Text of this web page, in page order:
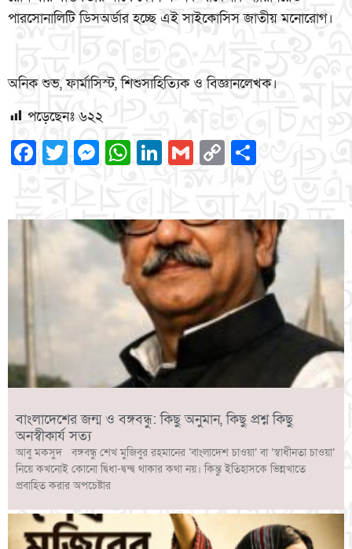
পারসোনালিটি ডিসঅর্ডার হচ্ছে এই সাইকোসিস জাতীয় মনোরোগ।
অনিক শুভ, ফার্মাসিস্ট, শিশুসাহিত্যিক ও বিজ্ঞানলেখক।
পড়েছেনঃ ৬২২
Facebook
Twitter
Messenger
WhatsApp
LinkedIn
Gmail
Copy
Link
Share
বাংলাদেশের জন্ম ও বঙ্গবন্ধু: কিছু অনুমান, কিছু প্রশ্ন কিছু
অনস্বীকার্য সত্য
আবু মকসুদ বঙ্গবন্ধু শেখ মুজিবুর রহমানের ‘বাংলাদেশ চাওয়া’ বা ‘স্বাধীনতা চাওয়া’
নিয়ে কখনোই কোনো দ্বিধা-দ্বন্দ্ব থাকার কথা নয়। কিন্তু ইতিহাসকে ভিন্নখাতে
প্রবাহিত করার অপচেষ্টার